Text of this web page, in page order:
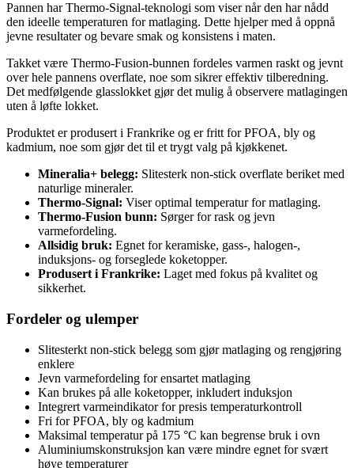
Pannen har Thermo-Signal-teknologi som viser når den har nådd
den ideelle temperaturen for matlaging. Dette hjelper med å oppnå
jevne resultater og bevare smak og konsistens i maten.
Takket være Thermo-Fusion-bunnen fordeles varmen raskt og jevnt
over hele pannens overflate, noe som sikrer effektiv tilberedning.
Det medfølgende glasslokket gjør det mulig å observere matlagingen
uten å løfte lokket.
Produktet er produsert i Frankrike og er fritt for PFOA, bly og
kadmium, noe som gjør det til et trygt valg på kjøkkenet.
Mineralia+ belegg: Slitesterk non-stick overflate beriket med
naturlige mineraler.
Thermo-Signal: Viser optimal temperatur for matlaging.
Thermo-Fusion bunn: Sørger for rask og jevn
varmefordeling.
Allsidig bruk: Egnet for keramiske, gass-, halogen-,
induksjons- og forseglede koketopper.
Produsert i Frankrike: Laget med fokus på kvalitet og
sikkerhet.
Fordeler og ulemper
Slitesterkt non-stick belegg som gjør matlaging og rengjøring
enklere
Jevn varmefordeling for ensartet matlaging
Kan brukes på alle koketopper, inkludert induksjon
Integrert varmeindikator for presis temperaturkontroll
Fri for PFOA, bly og kadmium
Maksimal temperatur på 175 °C kan begrense bruk i ovn
Aluminiumskonstruksjon kan være mindre egnet for svært
høye temperaturer